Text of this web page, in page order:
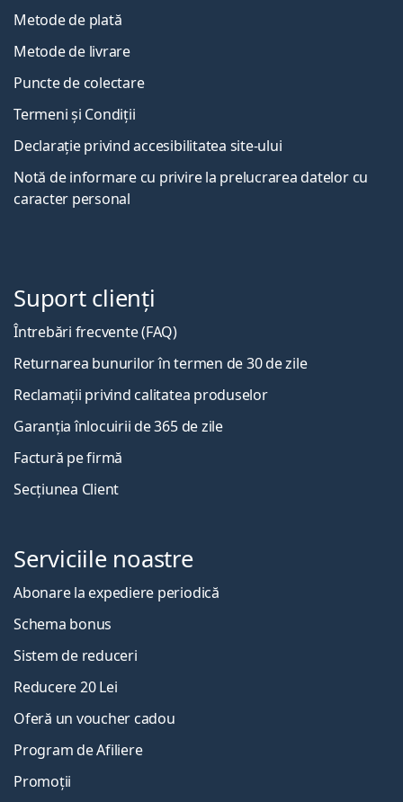
Metode de plată
Metode de livrare
Puncte de colectare
Termeni și Condiții
Declarație privind accesibilitatea site-ului
Notă de informare cu privire la prelucrarea datelor cu
caracter personal
Suport clienți
Întrebări frecvente (FAQ)
Returnarea bunurilor în termen de 30 de zile
Reclamații privind calitatea produselor
Garanția înlocuirii de 365 de zile
Factură pe firmă
Secțiunea Client
Serviciile noastre
Abonare la expediere periodică
Schema bonus
Sistem de reduceri
Reducere 20 Lei
Oferă un voucher cadou
Program de Afiliere
Promoții